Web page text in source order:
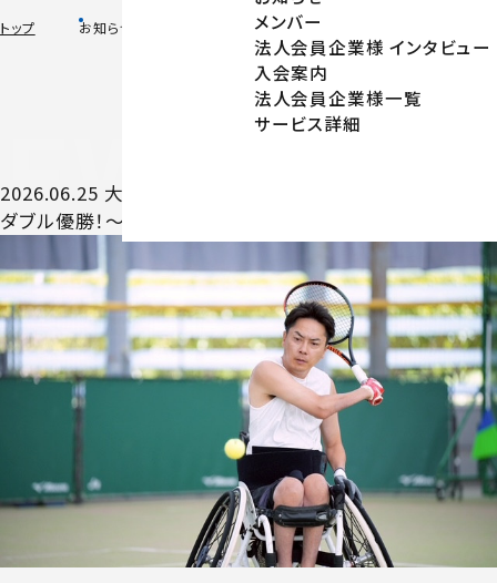
メンバー
法人会員企業様 インタビュー
入会案内
法人会員企業様一覧
サービス詳細
トップ お知らせ
2026.06.25 大会結果
ダブル優勝！～車いすテニス川野将太選手～